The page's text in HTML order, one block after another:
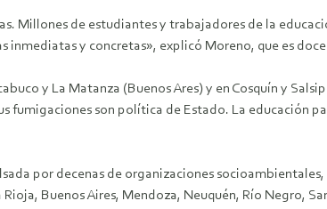
Millones de estudiantes y trabajadores de la
y concretas», explicó Moreno, que es
y La Matanza (Buenos Ares) y en Cosquín y
fumigaciones son política de Estado. La educación
por decenas de organizaciones
Buenos Aires, Mendoza, Neuquén, Río Negro,